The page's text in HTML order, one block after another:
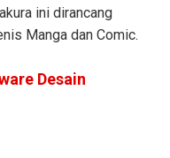
ini dirancang
Manga dan Comic.
Desain